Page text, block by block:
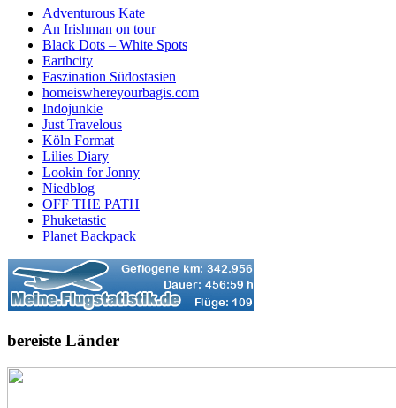
Adventurous Kate
An Irishman on tour
Black Dots – White Spots
Earthcity
Faszination Südostasien
homeiswhereyourbagis.com
Indojunkie
Just Travelous
Köln Format
Lilies Diary
Lookin for Jonny
Niedblog
OFF THE PATH
Phuketastic
Planet Backpack
bereiste Länder